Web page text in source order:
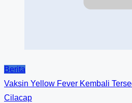
Berita
Vaksin Yellow Fever Kembali
Cilacap